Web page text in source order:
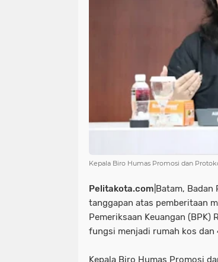
Kepala Biro Humas Promosi dan
Pelitakota.com |Batam,
tanggapan atas pemberitaan
Pemeriksaan Keuangan (BPK)
fungsi menjadi rumah kos dan
Kepala Biro Humas Promosi